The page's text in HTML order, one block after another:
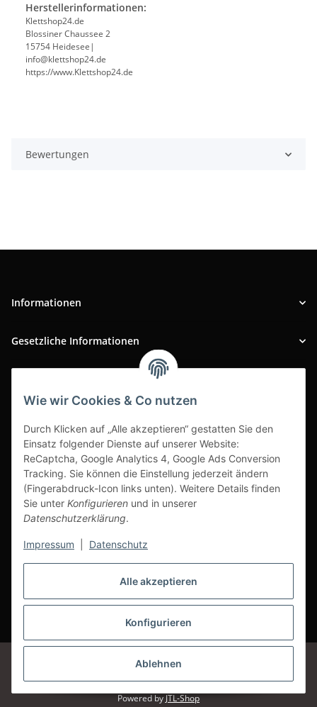
Alle akzeptieren
Konfigurieren
Ablehnen
Wie wir Cookies & Co nutzen
Durch Klicken auf „Alle akzeptieren“ gestatten Sie den
Einsatz folgender Dienste auf unserer Website:
ReCaptcha, Google Analytics 4, Google Ads Conversion
Tracking. Sie können die Einstellung jederzeit ändern
(Fingerabdruck-Icon links unten). Weitere Details finden
Sie unter Konfigurieren und in unserer
Datenschutzerklärung.
Impressum Datenschutz
Herstellerinformationen:
Klettshop24.de
Blossiner Chaussee 2
15754 Heidesee|
info@klettshop24.de
https://www.Klettshop24.de
Bewertungen
Informationen
Gesetzliche Informationen
Vertrag widerrufen
* Alle Preise inkl. gesetzlicher USt., zzgl.Versand
Google Analytics deaktivieren Status: Opt-Out-Cookie ist nicht gesetzt
© Klettshop24.de
Powered by JTL-Shop